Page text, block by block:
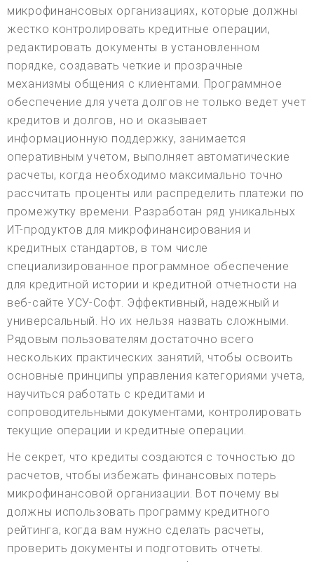
микрофинансовых организациях, которые должны
жестко контролировать кредитные операции,
редактировать документы в установленном
порядке, создавать четкие и прозрачные
механизмы общения с клиентами. Программное
обеспечение для учета долгов не только ведет учет
кредитов и долгов, но и оказывает
информационную поддержку, занимается
оперативным учетом, выполняет автоматические
расчеты, когда необходимо максимально точно
рассчитать проценты или распределить платежи по
промежутку времени. Разработан ряд уникальных
ИТ-продуктов для микрофинансирования и
кредитных стандартов, в том числе
специализированное программное обеспечение
для кредитной истории и кредитной отчетности на
веб-сайте УСУ-Софт. Эффективный, надежный и
универсальный. Но их нельзя назвать сложными.
Рядовым пользователям достаточно всего
нескольких практических занятий, чтобы освоить
основные принципы управления категориями учета,
научиться работать с кредитами и
сопроводительными документами, контролировать
текущие операции и кредитные операции.
Не секрет, что кредиты создаются с точностью до
расчетов, чтобы избежать финансовых потерь
микрофинансовой организации. Вот почему вы
должны использовать программу кредитного
рейтинга, когда вам нужно сделать расчеты,
проверить документы и подготовить отчеты.